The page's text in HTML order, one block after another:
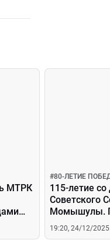
МТРК
#80-ЛЕТИЕ
115-летие
Советского
Момышулы.
полководца
19:20, 24/12/2025